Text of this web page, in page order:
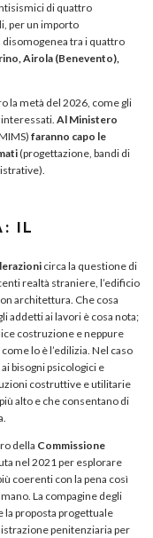
di quattro
per un importo
tra i quattro
Airola (Benevento),
la metà del 2026, come gli
Al Ministero
faranno capo le
(progettazione, bandi di
IL
circa la questione di
realtà straniere, l’edificio
architettura. Che cosa
addetti ai lavori è cosa nota;
costruzione e neppure
lo è l’edilizia. Nel caso
bisogni psicologici e
costruttive e utilitarie
alto e che consentano di
della Commissione
nel 2021 per esplorare
coerenti con la pena così
La compagine degli
proposta progettuale
penitenziaria per